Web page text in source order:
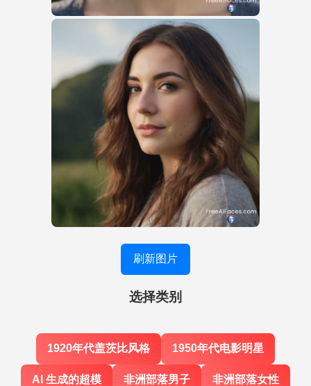
刷新图片
选择类别
1920年代盖茨比风格 1950年代电影明星
AI 生成的超模 非洲部落男子 非洲部落女性